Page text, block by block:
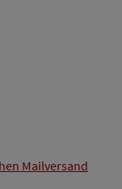
Mailversand